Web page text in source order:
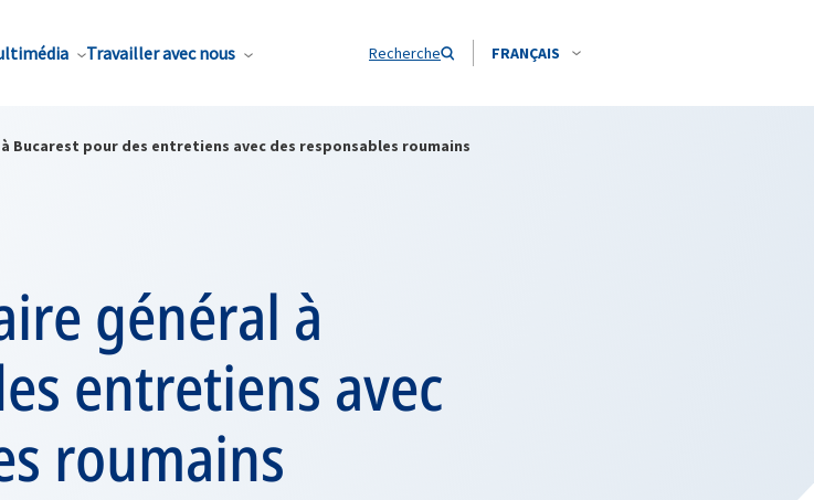
Travailler avec nous Recherche FRANÇAIS
Bucarest pour des entretiens avec des responsables roumains
général à
entretiens avec
roumains